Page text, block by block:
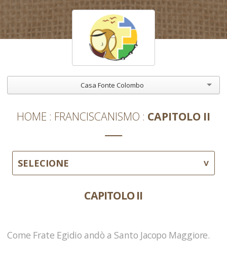
Casa Fonte Colombo
HOME FRANCISCANISMO CAPITOLO II
SELECIONE
CAPITOLO II
Come Frate Egidio andò a Santo Jacopo Maggiore.